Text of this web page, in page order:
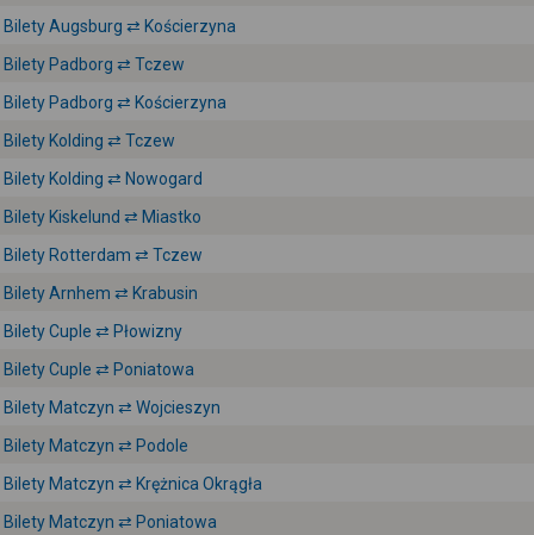
Bilety Augsburg ⇄ Kościerzyna
Bilety Padborg ⇄ Tczew
Bilety Padborg ⇄ Kościerzyna
Bilety Kolding ⇄ Tczew
Bilety Kolding ⇄ Nowogard
Bilety Kiskelund ⇄ Miastko
Bilety Rotterdam ⇄ Tczew
Bilety Arnhem ⇄ Krabusin
Bilety Cuple ⇄ Płowizny
Bilety Cuple ⇄ Poniatowa
Bilety Matczyn ⇄ Wojcieszyn
Bilety Matczyn ⇄ Podole
Bilety Matczyn ⇄ Krężnica Okrągła
Bilety Matczyn ⇄ Poniatowa